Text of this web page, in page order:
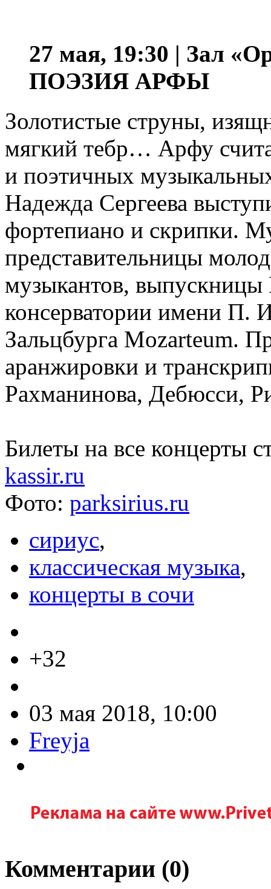
27 мая, 19:30 | Зал
ПОЭЗИЯ АРФЫ
Золотистые струны,
мягкий тебр… Арфу
и поэтичных
Надежда Сергеева
фортепиано и скрипки.
представительницы
музыкантов, выпускницы
консерватории имени П.
Зальцбурга Mozarteum.
аранжировки и
Рахманинова, Дебюсси,
Билеты на все концерты
kassir.ru
Фото: parksirius.ru
сириус,
классическая музыка,
концерты в сочи
+32
03 мая 2018, 10:00
Freyja
Комментарии (0)